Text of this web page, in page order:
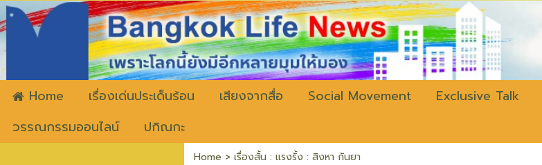
Home เรื่องเด่นประเด็นร้อน เสียงจากสื่อ Social Movement Exclusive Talk
วรรณกรรมออนไลน์
ปกิณกะ
Home > เรื่องสั้น : แรงรั้ง : สิงหา กันยา